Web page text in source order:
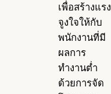
เพื่อสร้างแรง
จูงใจให้กับ
พนักงานที่มี
ผลการ
ทำงานต่ำ
ด้วยการจัด